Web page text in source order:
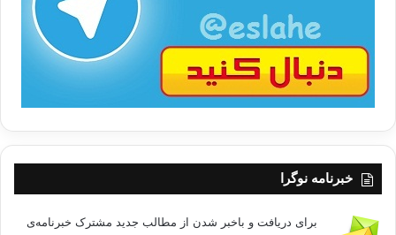
آفت زبان تهمت زبان گناه زبان
کپی آدرس
خبرنامه نوگرا
برای دریافت و باخبر شدن از مطالب جدید مشترک خبرنامه‌ی